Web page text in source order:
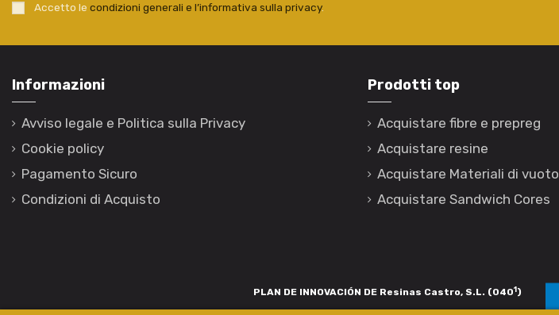
Accetto le condizioni generali e l’informativa sulla privacy.
Informazioni
Avviso legale e Politica sulla Privacy
Cookie policy
Pagamento Sicuro
Condizioni di Acquisto
Prodotti top
Acquistare fibre e prepreg
Acquistare resine
Acquistare Materiali di vuoto
Acquistare Sandwich Cores
PLAN DE INNOVACIÓN DE Resinas Castro, S.L. (0401 )